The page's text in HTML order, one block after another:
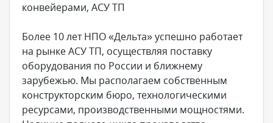
конвейерами, АСУ ТП
Более 10 лет НПО «Дельта» успешно работает
на рынке АСУ ТП, осуществляя поставку
оборудования по России и ближнему
зарубежью. Мы располагаем собственным
конструкторским бюро, технологическими
ресурсами, производственными мощностями.